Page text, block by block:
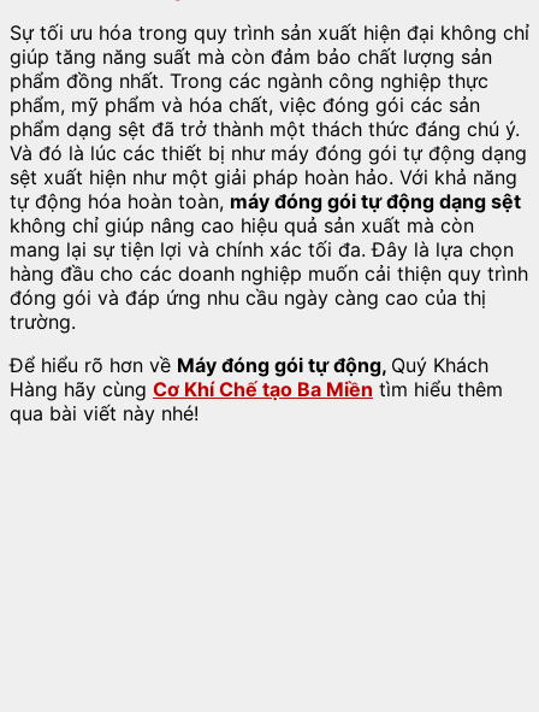
Sự tối ưu hóa trong quy trình sản xuất hiện đại không chỉ
giúp tăng năng suất mà còn đảm bảo chất lượng sản
phẩm đồng nhất. Trong các ngành công nghiệp thực
phẩm, mỹ phẩm và hóa chất, việc đóng gói các sản
phẩm dạng sệt đã trở thành một thách thức đáng chú ý.
Và đó là lúc các thiết bị như máy đóng gói tự động dạng
sệt xuất hiện như một giải pháp hoàn hảo. Với khả năng
tự động hóa hoàn toàn, máy đóng gói tự động dạng sệt
không chỉ giúp nâng cao hiệu quả sản xuất mà còn
mang lại sự tiện lợi và chính xác tối đa. Đây là lựa chọn
hàng đầu cho các doanh nghiệp muốn cải thiện quy trình
đóng gói và đáp ứng nhu cầu ngày càng cao của thị
trường.
Để hiểu rõ hơn về Máy đóng gói tự động, Quý Khách
Hàng hãy cùng Cơ Khí Chế tạo Ba Miền tìm hiểu thêm
qua bài viết này nhé!